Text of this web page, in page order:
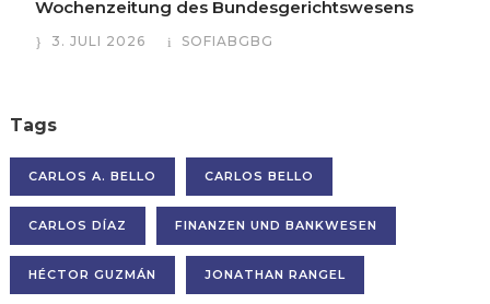
Wochenzeitung des Bundesgerichtswesens
3. JULI 2026 SOFIABGBG
Tags
CARLOS A. BELLO CARLOS BELLO
CARLOS DÍAZ FINANZEN UND BANKWESEN
HÉCTOR GUZMÁN JONATHAN RANGEL